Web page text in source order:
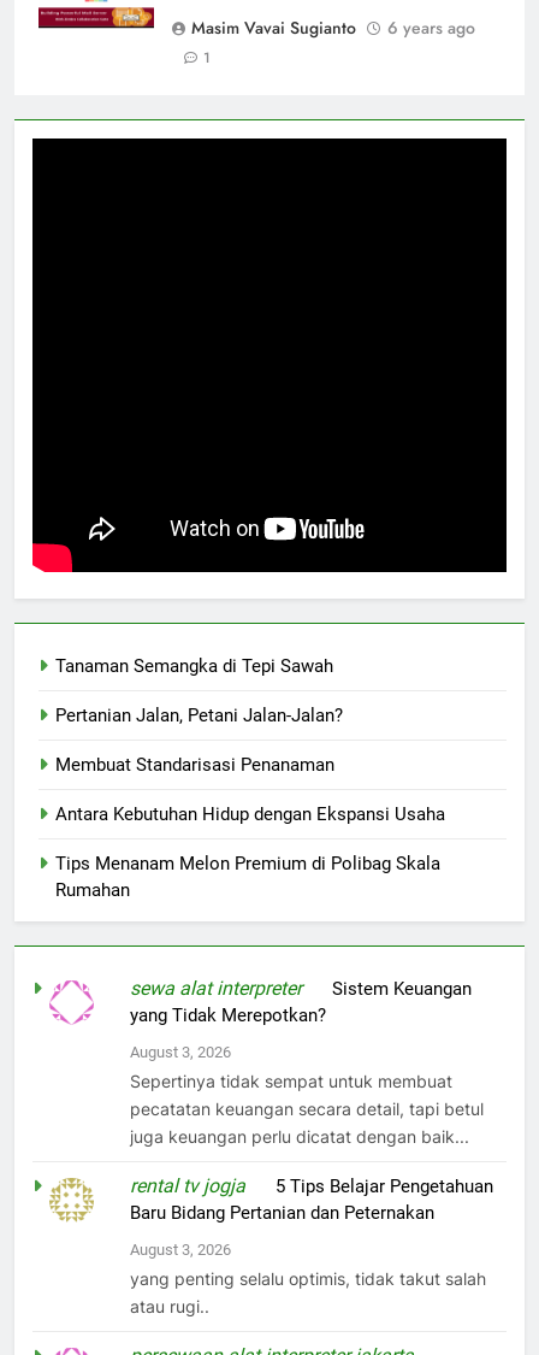
Masim Vavai Sugianto
6 years ago
1
Tanaman Semangka di Tepi Sawah
Pertanian Jalan, Petani Jalan-Jalan?
Membuat Standarisasi Penanaman
Antara Kebutuhan Hidup dengan Ekspansi Usaha
Tips Menanam Melon Premium di Polibag Skala
Rumahan
sewa alat interpreteronSistem Keuangan
yang Tidak Merepotkan?
August 3, 2026
Sepertinya tidak sempat untuk membuat
pecatatan keuangan secara detail, tapi betul
juga keuangan perlu dicatat dengan baik...
rental tv jogja
5 Tips Belajar Pengetahuan
Baru Bidang Pertanian dan Peternakan
August 3, 2026
yang penting selalu optimis, tidak takut salah
atau rugi..